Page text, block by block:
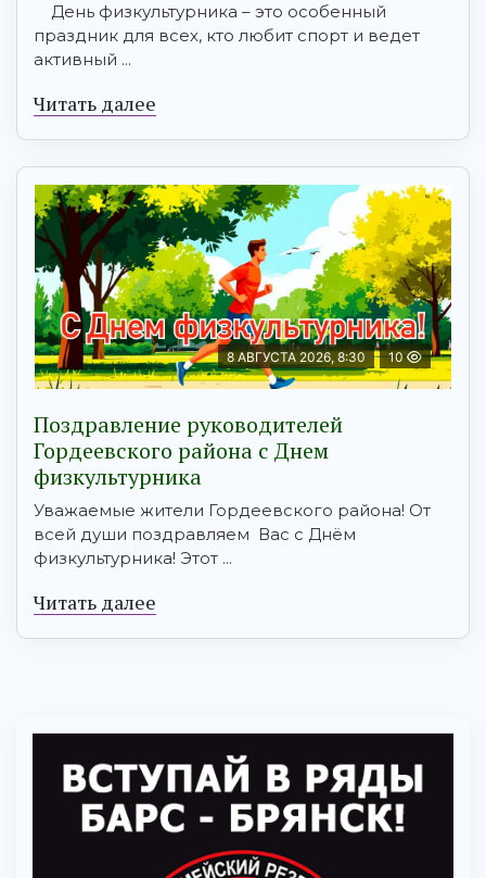
День физкультурника – это особенный
праздник для всех, кто любит спорт и ведет
активный ...
Читать далее
8 АВГУСТА 2026, 8:30 10
Поздравление руководителей
Гордеевского района с Днем
физкультурника
Уважаемые жители Гордеевского района! От
всей души поздравляем Вас с Днём
физкультурника! Этот ...
Читать далее